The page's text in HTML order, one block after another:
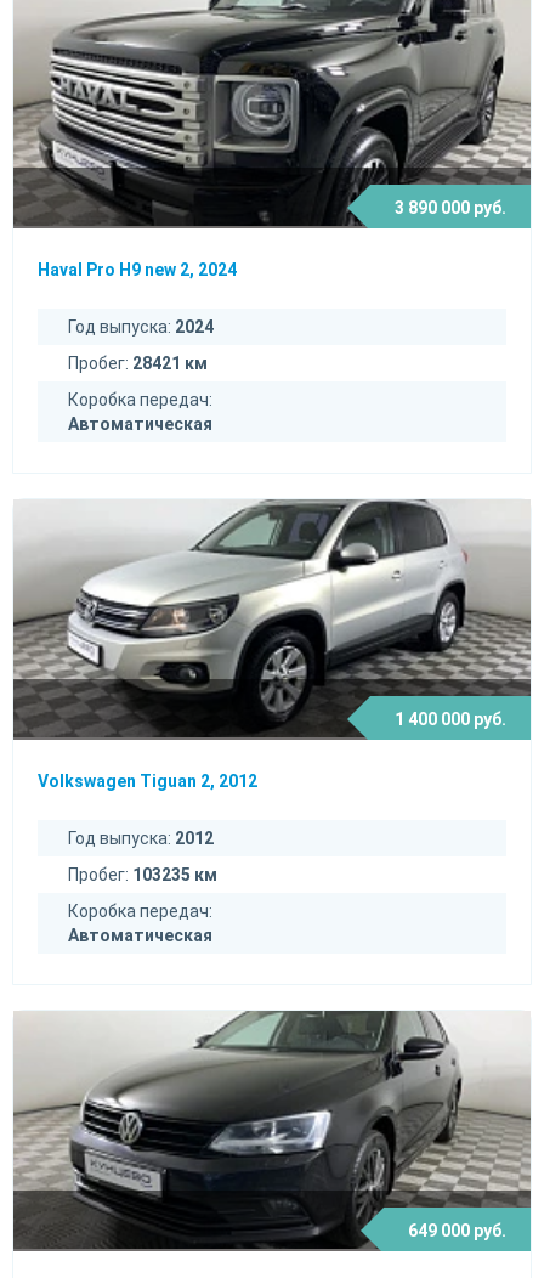
3 890 000 руб.
Haval Pro H9 new 2, 2024
Год выпуска: 2024
Пробег: 28421 км
Коробка передач:
Автоматическая
1 400 000 руб.
Volkswagen Tiguan 2, 2012
Год выпуска: 2012
Пробег: 103235 км
Коробка передач:
Автоматическая
649 000 руб.